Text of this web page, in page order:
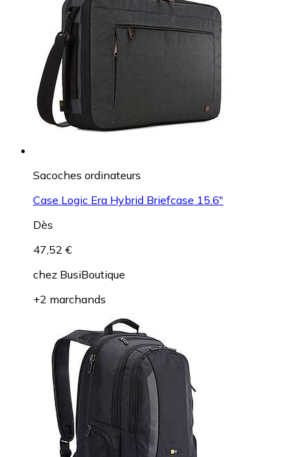
Sacoches ordinateurs
Case Logic Era Hybrid Briefcase 15.6"
Dès
47,52 €
chez BusiBoutique
+2 marchands